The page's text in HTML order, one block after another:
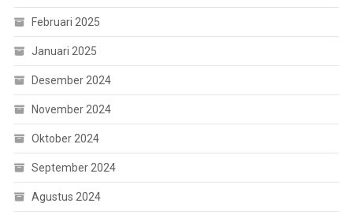
Februari 2025
Januari 2025
Desember 2024
November 2024
Oktober 2024
September 2024
Agustus 2024